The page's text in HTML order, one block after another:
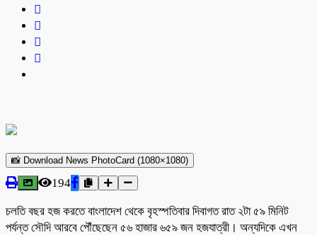
📸 Download News PhotoCard (1080×1080)
194
চলতি বছর হজ করতে বাংলাদেশ থেকে বৃহস্পতিবার দিবাগত রাত ২টা ৫৯ মিনিট
পর্যন্ত সৌদি আরবে পৌঁছেছেন ৫৬ হাজার ৬৫৯ জন হজযাত্রী। অন্যদিকে এখন